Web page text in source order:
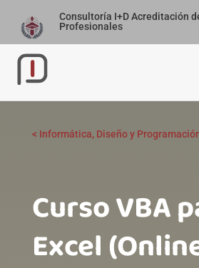
Consultoría I+D Acreditación
Profesionales
< Informática, Diseño y
Curso VBA
Excel